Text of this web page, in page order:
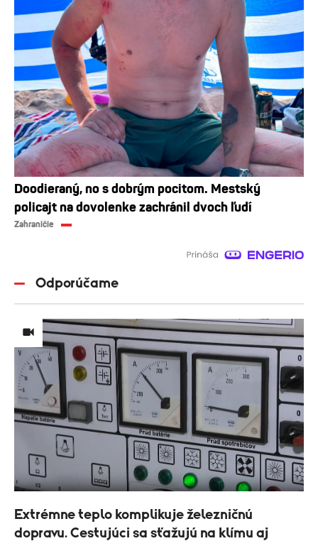
Doodieraný, no s dobrým pocitom. Mestský
policajt na dovolenke zachránil dvoch ľudí
Zahraničie
Odporúčame
Extrémne teplo komplikuje železničnú
dopravu. Cestujúci sa sťažujú na klímu aj